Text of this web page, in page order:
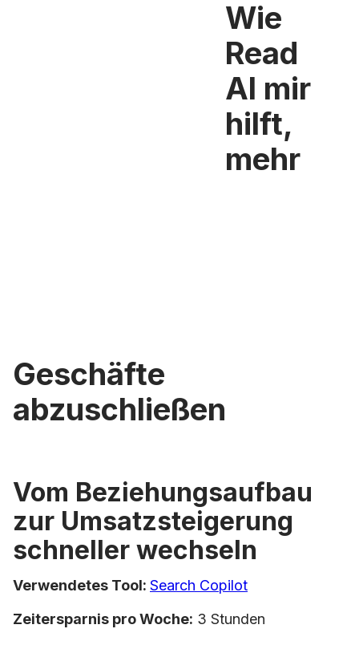
Wie
Read
AI mir
hilft,
mehr
Geschäfte
abzuschließen
Vom Beziehungsaufbau
zur Umsatzsteigerung
schneller wechseln
Verwendetes Tool: Search Copilot
Zeitersparnis pro Woche: 3 Stunden